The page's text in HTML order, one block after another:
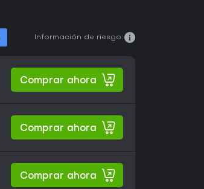
Información de riesgo:
Comprar ahora
Comprar ahora
Comprar ahora